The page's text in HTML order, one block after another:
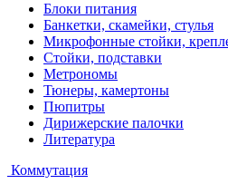
Блоки питания
Банкетки, скамейки, стулья
Микрофонные стойки,
Стойки, подставки
Метрономы
Тюнеры, камертоны
Пюпитры
Дирижерские палочки
Литература
Коммутация